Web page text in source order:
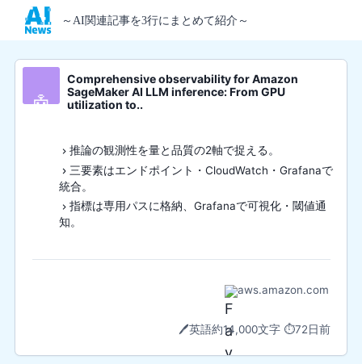
～AI関連記事を3行にまとめて紹介～
🤖
Comprehensive observability for Amazon
SageMaker AI LLM inference: From GPU
utilization to..
推論の観測性を量と品質の2軸で捉える。
三要素はエンドポイント・CloudWatch・Grafanaで
統合。
指標は専用パスに格納、Grafanaで可視化・閾値通
知。
aws.amazon.com
🖊️英語約14,000文字⏱️72日前